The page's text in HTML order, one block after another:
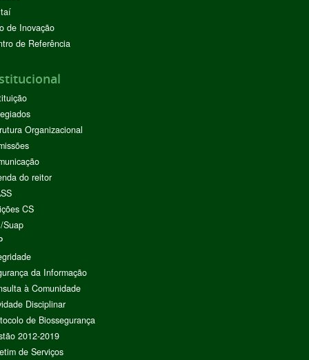
de Inovação
de Referência
Organizacional
do reitor
CS
Suap
da Informação
à Comunidade
Disciplinar
de Biossegurança
2012-2019
de Serviços